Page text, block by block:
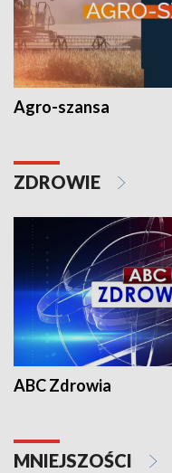
Agro-szansa
ZDROWIE
ABC Zdrowia
MNIEJSZOŚCI